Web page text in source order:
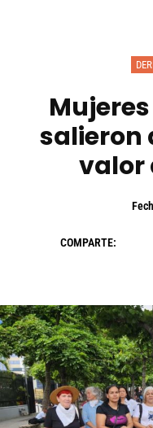
salieron
valor
COMPARTE: